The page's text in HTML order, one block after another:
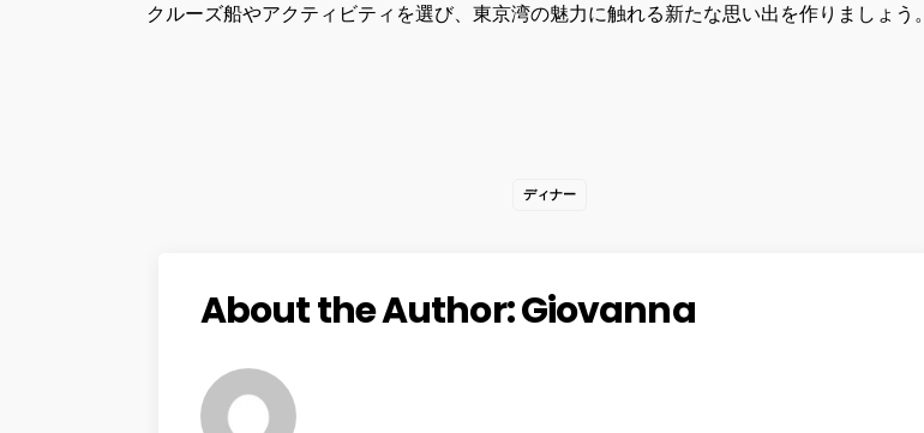
クルーズ船やアクティビティを選び、東京湾の魅力に触れる新たな思い出を作りましょう。
ディナー
About the Author:Giovanna